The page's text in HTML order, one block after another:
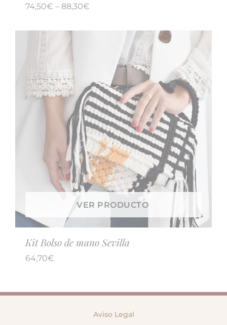
74,50€ – 88,30€
VER PRODUCTO
Kit Bolso de mano Sevilla
64,70€
VER PRODUCTO